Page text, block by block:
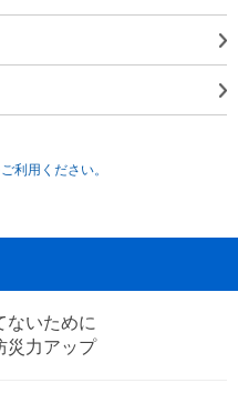
利用ください。
ないために
災力アップ